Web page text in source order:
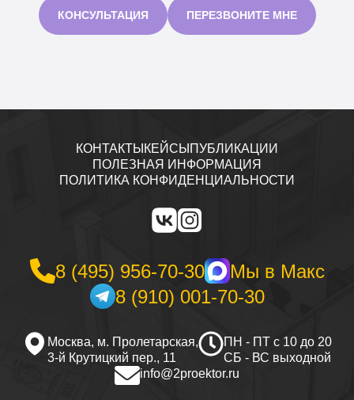
КОНСУЛЬТАЦИЯ ПЕРЕЗВОНИТЕ МНЕ
КОНТАКТЫ КЕЙСЫ ПУБЛИКАЦИИ
ПОЛЕЗНАЯ ИНФОРМАЦИЯ
ПОЛИТИКА КОНФИДЕНЦИАЛЬНОСТИ
8 (495) 956-70-30
Мы в Макс
8 (910) 001-70-30
Москва, м. Пролетарская,
3-й Крутицкий пер., 11
ПН - ПТ с 10 до 20
СБ - ВС выходной
info@2proektor.ru